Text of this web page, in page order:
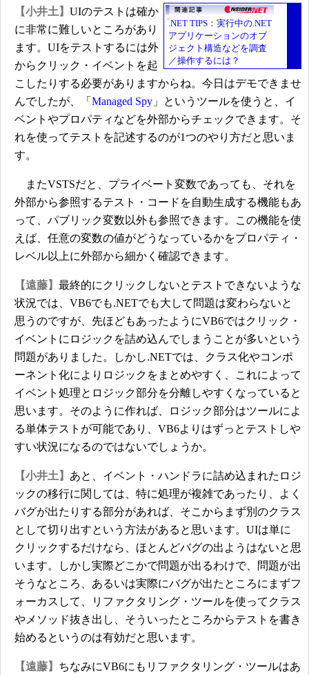
.NET TIPS：実行中の.NET
アプリケーションのオブ
ジェクト構造などを調査
／操作するには？
【小井土】 UIのテストは確か
に非常に難しいところがあり
ます。UIをテストするには外
からクリック・イベントを起
こしたりする必要がありますからね。今日はデモできませ
んでしたが、「 Managed Spy 」というツールを使うと、イ
ベントやプロパティなどを外部からチェックできます。そ
れを使ってテストを記述するのが1つのやり方だと思いま
す。
またVSTSだと、プライベート変数であっても、それを
外部から参照するテスト・コードを自動生成する機能もあ
って、パブリック変数以外も参照できます。この機能を使
えば、任意の変数の値がどうなっているかをプロパティ・
レベル以上に外部から細かく確認できます。
【遠藤】 最終的にクリックしないとテストできないような
状況では、VB6でも.NETでも大して問題は変わらないと
思うのですが、先ほどもあったようにVB6ではクリック・
イベントにロジックを詰め込んでしまうことが多いという
問題がありました。しかし.NETでは、クラス化やコンポ
ーネント化によりロジックをまとめやすく、これによって
イベント処理とロジック部分を分離しやすくなっていると
思います。そのように作れば、ロジック部分はツールによ
る単体テストが可能であり、VB6よりはずっとテストしや
すい状況になるのではないでしょうか。
【小井土】 あと、イベント・ハンドラに詰め込まれたロジ
ックの移行に関しては、特に処理が複雑であったり、よく
バグが出たりする部分があれば、そこからまず別のクラス
として切り出すという方法があると思います。UIは単に
クリックするだけなら、ほとんどバグの出ようはないと思
います。しかし実際どこかで問題が出るわけで、問題が出
そうなところ、あるいは実際にバグが出たところにまずフ
ォーカスして、リファクタリング・ツールを使ってクラス
やメソッド抜き出し、そういったところからテストを書き
始めるというのは有効だと思います。
【遠藤】 ちなみにVB6にもリファクタリング・ツールはあ